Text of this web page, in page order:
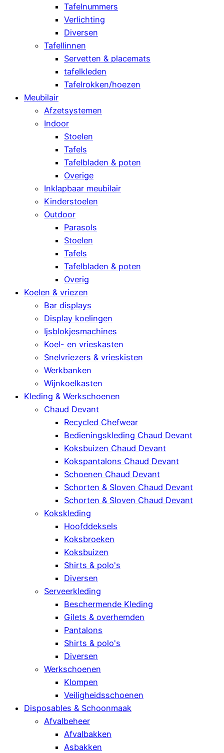
Tafelnummers
Verlichting
Diversen
Tafellinnen
Servetten & placemats
tafelkleden
Tafelrokken/hoezen
Meubilair
Afzetsystemen
Indoor
Stoelen
Tafels
Tafelbladen & poten
Overige
Inklapbaar meubilair
Kinderstoelen
Outdoor
Parasols
Stoelen
Tafels
Tafelbladen & poten
Overig
Koelen & vriezen
Bar displays
Display koelingen
Ijsblokjesmachines
Koel- en vrieskasten
Snelvriezers & vrieskisten
Werkbanken
Wijnkoelkasten
Kleding & Werkschoenen
Chaud Devant
Recycled Chefwear
Bedieningskleding Chaud Devant
Koksbuizen Chaud Devant
Kokspantalons Chaud Devant
Schoenen Chaud Devant
Schorten & Sloven Chaud Devant
Schorten & Sloven Chaud Devant
Kokskleding
Hoofddeksels
Koksbroeken
Koksbuizen
Shirts & polo's
Diversen
Serveerkleding
Beschermende Kleding
Gilets & overhemden
Pantalons
Shirts & polo's
Diversen
Werkschoenen
Klompen
Veiligheidsschoenen
Disposables & Schoonmaak
Afvalbeheer
Afvalbakken
Asbakken